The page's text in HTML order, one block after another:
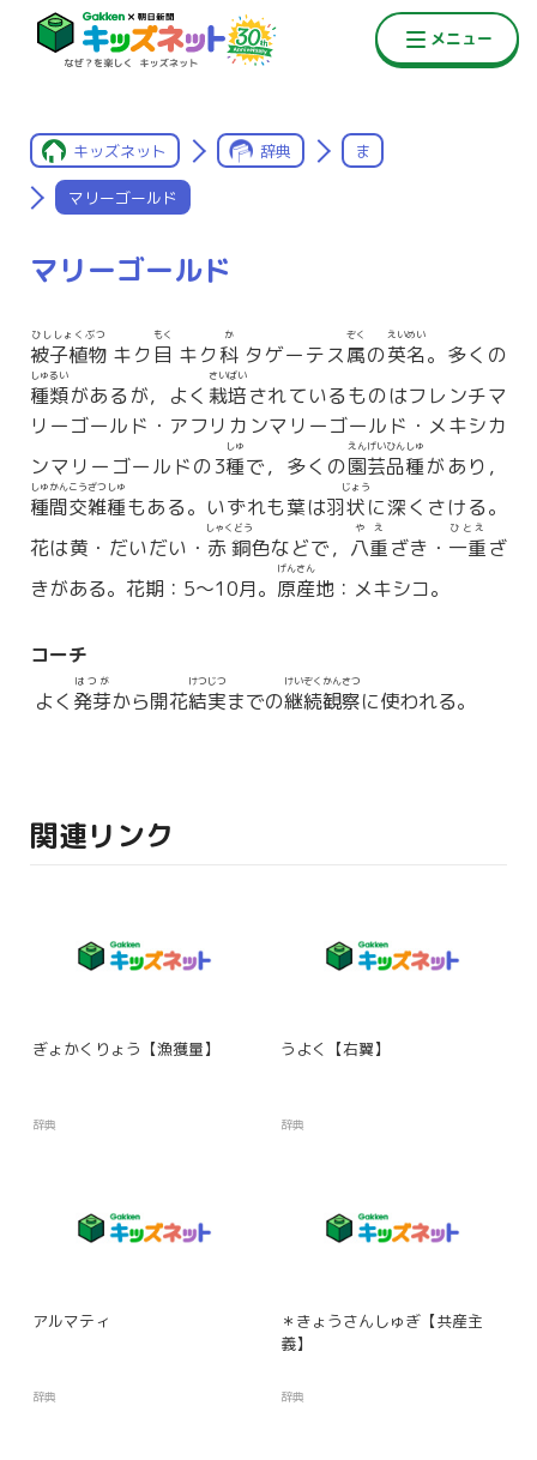
キッズネット 辞典 ま
マリーゴールド
マリーゴールド
被子植物
ひししょくぶつ
キク 目
もく
キク科
か
タゲーテス属
ぞく
の英名
えいめい
。多くの
種類
しゅるい
があるが，よく 栽培
さいばい
されているものはフレンチマ
リーゴールド・アフリカンマリーゴールド・メキシカ
ンマリーゴールドの3種
しゅ
で，多くの園芸品種
えんげいひんしゅ
があり，
種間交雑種
しゅかんこうざつしゅ
もある。いずれも葉は羽状
じょう
に深くさける。
花は黄・だいだい・ 赤銅
しゃくどう
色などで， 八重
やえ
ざき・ 一重
ひとえ
ざ
きがある。花期：5〜10月。 原産
げんさん
地：メキシコ。
コーチ
よく 発芽
はつが
から開花結実
けつじつ
までの継続観察
けいぞくかんさつ
に使われる。
関連リンク
ぎょかくりょう【漁獲量】
辞典
うよく【右翼】
辞典
アルマティ
辞典
＊きょうさんしゅぎ【共産主
義】
辞典